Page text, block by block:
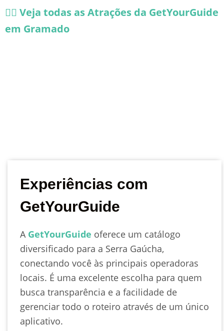
👉🏻 Veja todas as Atrações da GetYourGuide
em Gramado
Experiências com
GetYourGuide
A GetYourGuide oferece um catálogo
diversificado para a Serra Gaúcha,
conectando você às principais operadoras
locais. É uma excelente escolha para quem
busca transparência e a facilidade de
gerenciar todo o roteiro através de um único
aplicativo.